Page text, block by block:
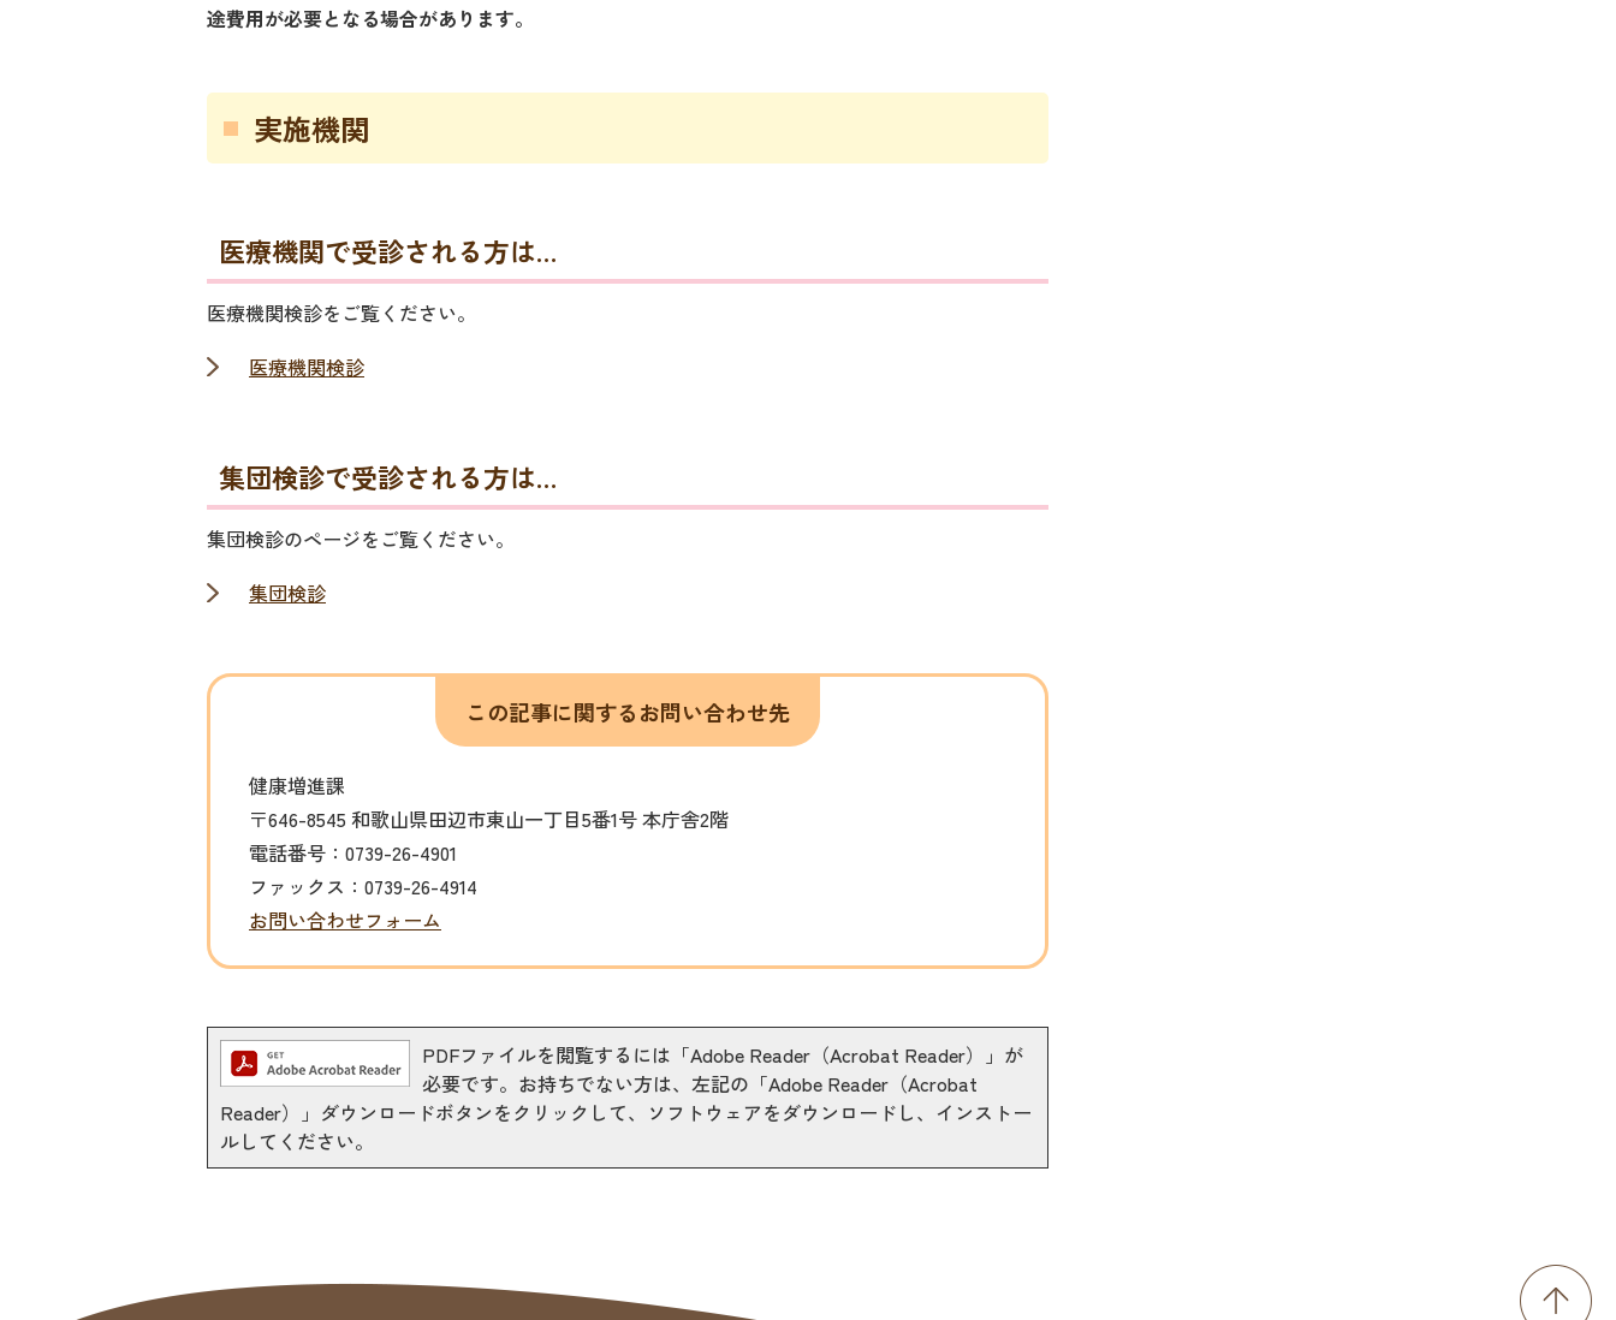
途費用が必要となる場合があります。
実施機関
医療機関で受診される方は…
医療機関検診をご覧ください。
医療機関検診
集団検診で受診される方は…
集団検診のページをご覧ください。
集団検診
この記事に関するお問い合わせ先
健康増進課
〒646-8545 和歌山県田辺市東山一丁目5番1号 本庁舎2階
電話番号：0739-26-4901
ファックス：0739-26-4914
お問い合わせフォーム
PDFファイルを閲覧するには「Adobe Reader（Acrobat Reader）」が
必要です。お持ちでない方は、左記の「Adobe Reader（Acrobat
Reader）」ダウンロードボタンをクリックして、ソフトウェアをダウンロードし、インストー
ルしてください。